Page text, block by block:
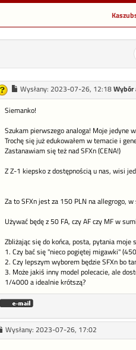
Wysłany: 2023-07-26, 12:18Wybór
Siemanko!
Szukam pierwszego analoga! Moje
Trochę się już edukowałem w temacie i
Zastanawiam się też nad SFXn (CENA!)
Z Z-1 kiepsko z dostępnością u nas, wisi
Za to SFXn jest za 150 PLN na allegrogo,
Używać będę z 50 FA, czy AF czy MF w
Zbliżając się do końca, posta, pytania moje
1. Czy bać się "nieco pogiętej migawki"
2. Czy lepszym wyborem będzie SFXn bo
3. Może jakiś inny model polecacie, ale
1/4000 a idealnie krótszą?
Wysłany: 2023-07-26, 17:02